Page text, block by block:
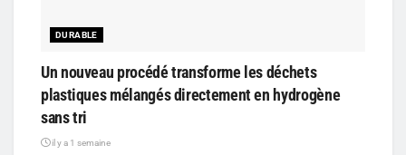
DURABLE
Un nouveau procédé transforme les déchets
plastiques mélangés directement en hydrogène
sans tri
il y a 1 semaine